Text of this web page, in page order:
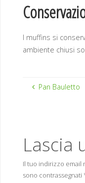
I muffins si
ambiente chiusi
Pan Bauletto
Lascia
Il tuo indirizzo email
sono contrassegnati